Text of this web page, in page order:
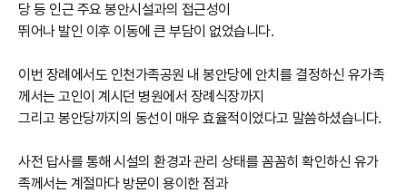
당 등 인근 주요 봉안시설과의 접근성이
뛰어나 발인 이후 이동에 큰 부담이 없었습니다.
이번 장례에서도 인천가족공원 내 봉안당에 안치를 결정하신 유가족
께서는 고인이 계시던 병원에서 장례식장까지
그리고 봉안당까지의 동선이 매우 효율적이었다고 말씀하셨습니다.
사전 답사를 통해 시설의 환경과 관리 상태를 꼼꼼히 확인하신 유가
족께서는 계절마다 방문이 용이한 점과